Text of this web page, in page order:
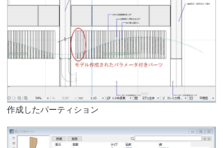
作成したパーティション